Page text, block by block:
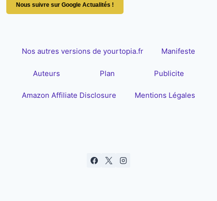
Nous suivre sur Google Actualités !
Nos autres versions de yourtopia.fr Manifeste
Auteurs Plan Publicite
Amazon Affiliate Disclosure Mentions Légales